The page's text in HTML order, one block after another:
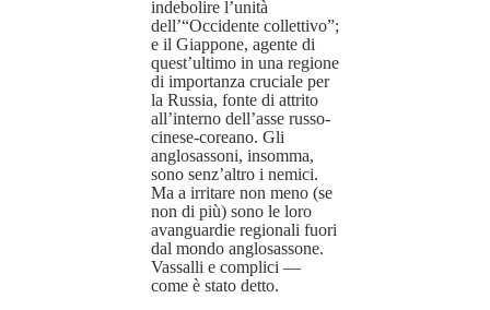
indebolire l’unità
dell’“Occidente collettivo”;
e il Giappone, agente di
quest’ultimo in una regione
di importanza cruciale per
la Russia, fonte di attrito
all’interno dell’asse russo-
cinese-coreano. Gli
anglosassoni, insomma,
sono senz’altro i nemici.
Ma a irritare non meno (se
non di più) sono le loro
avanguardie regionali fuori
dal mondo anglosassone.
Vassalli e complici —
come è stato detto.